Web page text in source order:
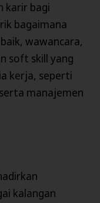
karir bagi
bagaimana
wawancara,
soft skill yang
kerja, seperti
manajemen
kalangan